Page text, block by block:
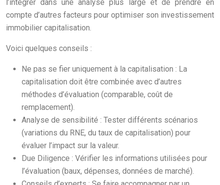
l’intégrer dans une analyse plus large et de prendre en
compte d’autres facteurs pour optimiser son investissement
immobilier capitalisation.
Voici quelques conseils :
Ne pas se fier uniquement à la capitalisation : La
capitalisation doit être combinée avec d’autres
méthodes d’évaluation (comparable, coût de
remplacement).
Analyse de sensibilité : Tester différents scénarios
(variations du RNE, du taux de capitalisation) pour
évaluer l’impact sur la valeur.
Due Diligence : Vérifier les informations utilisées pour
l’évaluation (baux, dépenses, données de marché).